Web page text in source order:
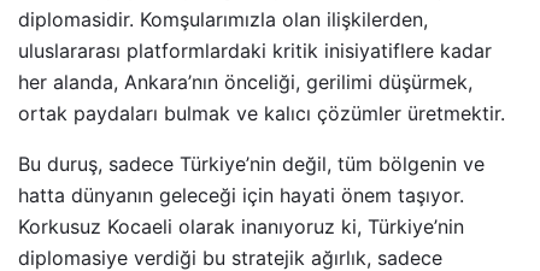
diplomasidir. Komşularımızla olan ilişkilerden,
uluslararası platformlardaki kritik inisiyatiflere kadar
her alanda, Ankara’nın önceliği, gerilimi düşürmek,
ortak paydaları bulmak ve kalıcı çözümler üretmektir.
Bu duruş, sadece Türkiye’nin değil, tüm bölgenin ve
hatta dünyanın geleceği için hayati önem taşıyor.
Korkusuz Kocaeli olarak inanıyoruz ki, Türkiye’nin
diplomasiye verdiği bu stratejik ağırlık, sadece